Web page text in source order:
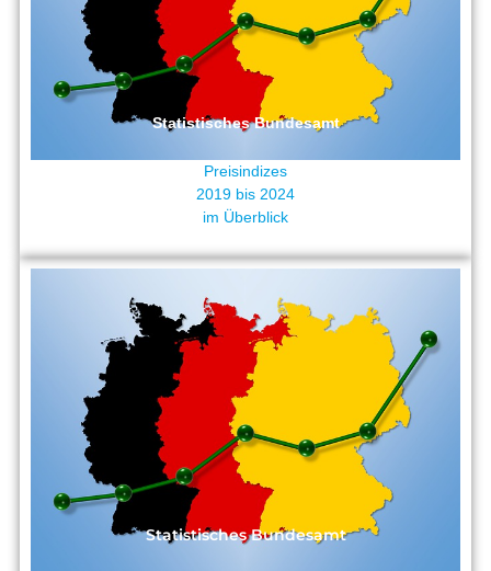
Statistisches Bundesamt
Preisindizes
2019 bis 2024
im Überblick
Statistisches Bundesamt